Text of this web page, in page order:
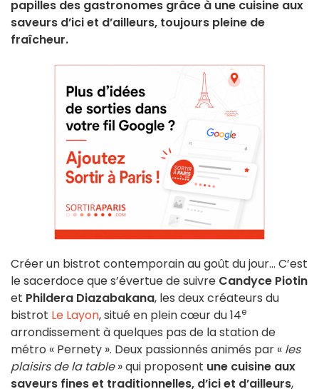
papilles des gastronomes grâce à une cuisine aux
saveurs d’ici et d’ailleurs, toujours pleine de
fraîcheur.
Créer un bistrot contemporain au goût du jour… C’est
le sacerdoce que s’évertue de suivre Candyce Piotin
et Phildera Diazabakana, les deux créateurs du
bistrot Le Layon, situé en plein cœur du 14e
arrondissement à quelques pas de la station de
métro « Pernety ». Deux passionnés animés par « les
plaisirs de la table» qui proposent une cuisine aux
saveurs fines et traditionnelles, d’ici et d’ailleurs,